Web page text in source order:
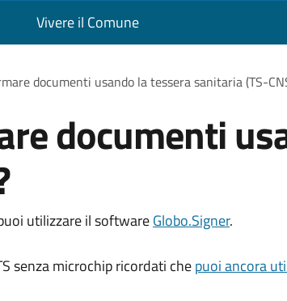
Vivere il Comune
documenti usando la tessera sanitaria (TS-
documenti
utilizzare il softwareGlobo.Signer.
senza microchip ricordati chepuoi ancora